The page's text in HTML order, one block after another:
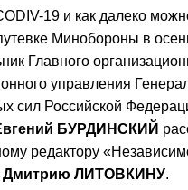
19 и как далеко
Минобороны в
Главного
управления
сил Российской
БУРДИНСКИЙ
редактору
Дмитрию ЛИТОВКИНУ.